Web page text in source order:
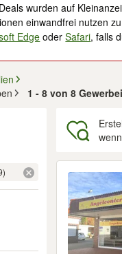
wurden auf
einwandfrei nutzen
Edge oderSafari, falls
1 - 8 von 8